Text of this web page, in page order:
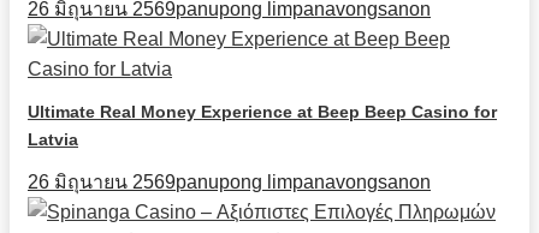
26 มิถุนายน 2569panupong limpanavongsanon
Ultimate Real Money Experience at Beep Beep Casino for
Latvia
26 มิถุนายน 2569panupong limpanavongsanon